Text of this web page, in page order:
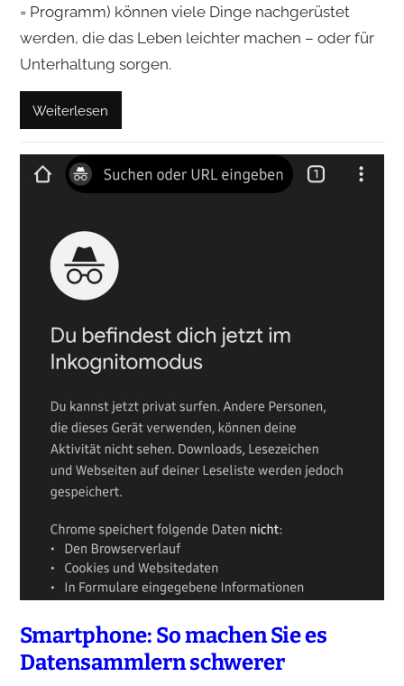
= Programm) können viele Dinge nachgerüstet
werden, die das Leben leichter machen – oder für
Unterhaltung sorgen.
Weiterlesen
Smartphone: So machen Sie es
Datensammlern schwerer